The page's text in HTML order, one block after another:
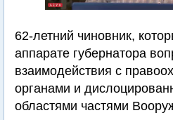
62-летний чиновник,
аппарате губернатора
взаимодействия с
органами и
областями частями